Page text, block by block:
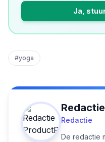
Ja,
#yoga
Redactie
De redactie